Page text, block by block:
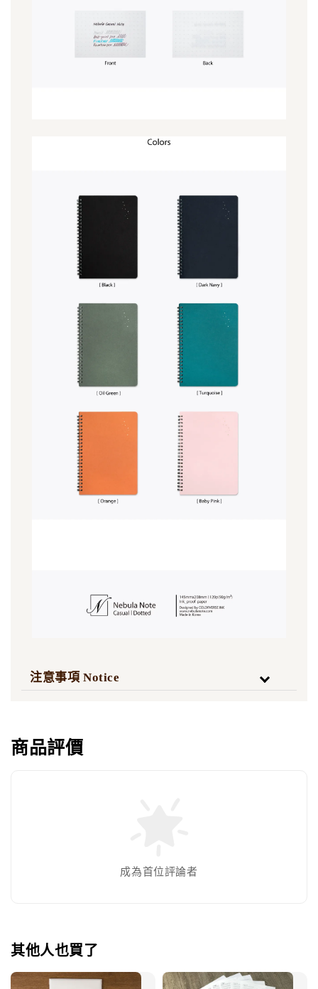
注意事項 Notice
商品評價
成為首位評論者
其他人也買了